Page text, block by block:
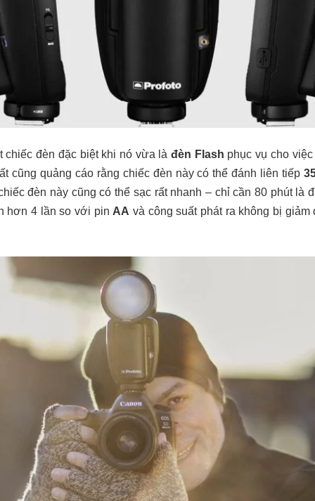
chiếc đèn đặc biệt khi nó vừa làđèn Flash phục vụ cho
cũng quảng cáo rằng chiếc đèn này có thể đánh liên tiếp
đèn này cũng có thể sạc rất nhanh – chỉ cần 80 phút là
hơn 4 lần so với pin AA và công suất phát ra không bị